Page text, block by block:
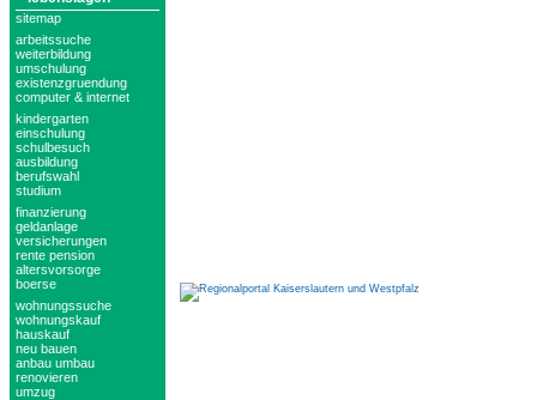
sitemap
arbeitssuche
weiterbildung
umschulung
existenzgruendung
computer & internet
kindergarten
einschulung
schulbesuch
ausbildung
berufswahl
studium
finanzierung
geldanlage
versicherungen
rente pension
altersvorsorge
boerse
wohnungssuche
wohnungskauf
hauskauf
neu bauen
anbau umbau
renovieren
umzug